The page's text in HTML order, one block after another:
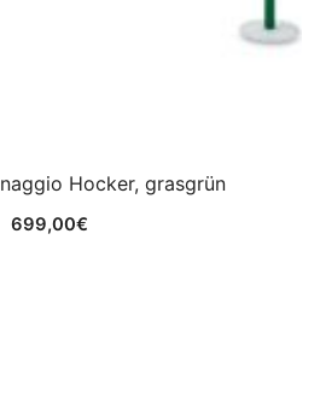
Hocker, grasgrün
699,00€